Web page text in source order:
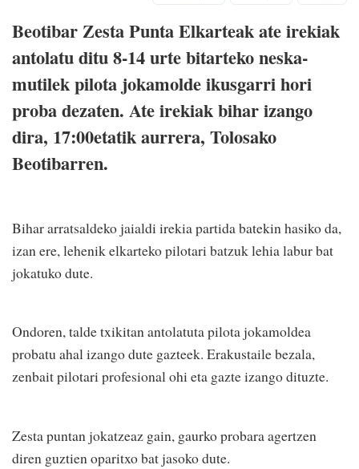
Beotibar Zesta Punta Elkarteak ate irekiak
antolatu ditu 8-14 urte bitarteko neska-
mutilek pilota jokamolde ikusgarri hori
proba dezaten. Ate irekiak bihar izango
dira, 17:00etatik aurrera, Tolosako
Beotibarren.
Bihar arratsaldeko jaialdi irekia partida batekin hasiko da,
izan ere, lehenik elkarteko pilotari batzuk lehia labur bat
jokatuko dute.
Ondoren, talde txikitan antolatuta pilota jokamoldea
probatu ahal izango dute gazteek. Erakustaile bezala,
zenbait pilotari profesional ohi eta gazte izango dituzte.
Zesta puntan jokatzeaz gain, gaurko probara agertzen
diren guztien oparitxo bat jasoko dute.